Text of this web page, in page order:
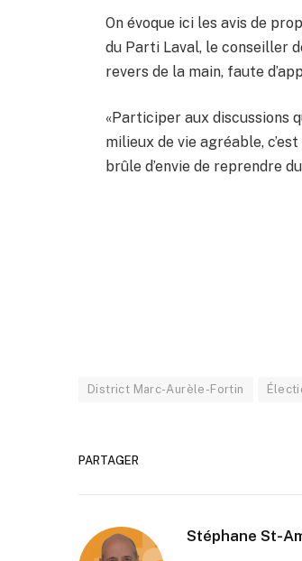
On évoque ici les avis de
du Parti Laval, le conseiller
revers de la main, faute
«Participer aux discussions
milieux de vie agréable,
brûle d’envie de reprendre
District Marc-Aurèle-Fortin
PARTAGER
Stéphane St-